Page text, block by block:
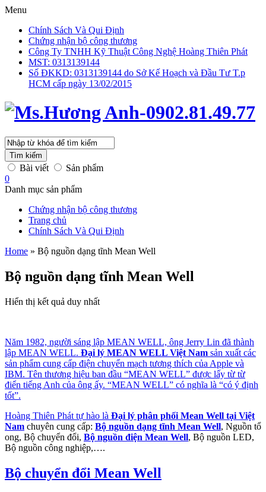
Menu
Chính Sách Và Qui Định
Chứng nhận bộ công thương
Công Ty TNHH Kỹ Thuật Công Nghệ Hoàng Thiên Phát
MST: 0313139144
Số ĐKKD: 0313139144 do Sở Kế Hoạch và Đầu Tư T.p
HCM cấp ngày 13/02/2015
Tìm kiếm
Bài viết
Sản phẩm
0
Danh mục sản phẩm
Chứng nhận bộ công thương
Trang chủ
Chính Sách Và Qui Định
Home » Bộ nguồn dạng tĩnh Mean Well
Bộ nguồn dạng tĩnh Mean Well
Hiển thị kết quả duy nhất
Năm 1982, người sáng lập MEAN WELL, ông Jerry Lin đã thành
lập MEAN WELL. Đại lý MEAN WELL Việt Nam sản xuất các
sản phẩm cung cấp điện chuyển mạch tương thích của Apple và
IBM. Tên thương hiệu ban đầu “MEAN WELL” được lấy từ từ
điển tiếng Anh của ông ấy. “MEAN WELL” có nghĩa là “có ý định
tốt”.
Hoàng Thiên Phát tự hào là Đại lý phân phối Mean Well tại Việt
Nam chuyên cung cấp: Bộ nguồn dạng tĩnh Mean Well, Nguồn tổ
ong, Bộ chuyển đổi, Bộ nguồn điện Mean Well, Bộ nguồn LED,
Bộ nguồn công nghiệp,….
Bộ chuyển đổi Mean Well